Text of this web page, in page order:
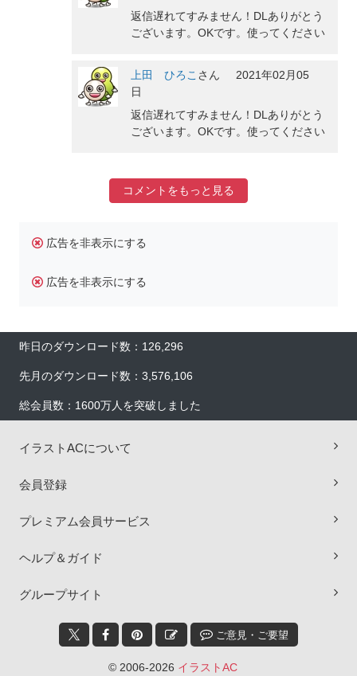
返信遅れてすみません！DLありがとう
ございます。OKです。使ってください
上田 ひろこ さん
2021年02月05
日
返信遅れてすみません！DLありがとう
ございます。OKです。使ってください
コメントをもっと見る
広告を非表示にする
広告を非表示にする
昨日のダウンロード数：126,296
先月のダウンロード数：3,576,106
総会員数：1600万人を突破しました
イラストACについて
会員登録
プレミアム会員サービス
ヘルプ＆ガイド
グループサイト
ご意見・ご要望
© 2006-2026 イラストAC